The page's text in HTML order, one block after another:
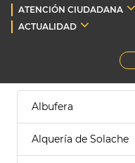
ATENCIÓN CIUDADANA
ACTUALIDAD
Albufera
Alquería de Solache